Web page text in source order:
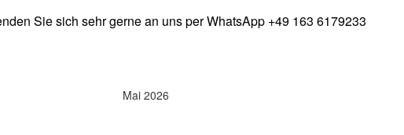
Sie sich sehr gerne an uns per WhatsApp +49 163 6179233
Mai 2026